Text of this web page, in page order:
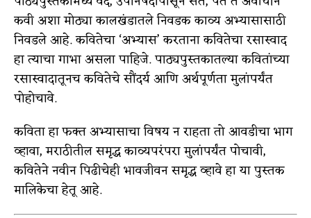
कवी अशा मोठ्या कालखंडातले निवडक काव्य अभ्यासासाठी
निवडले आहे. कवितेचा ‘अभ्यास’ करताना कवितेचा रसास्वाद
हा त्याचा गाभा असला पाहिजे. पाठ्यपुस्तकातल्या कवितांच्या
रसास्वादातूनच कवितेचे सौंदर्य आणि अर्थपूर्णता मुलांपर्यंत
पोहोचावे.
कविता हा फक्त अभ्यासाचा विषय न राहता तो आवडीचा भाग
व्हावा, मराठीतील समृद्ध काव्यपरंपरा मुलांपर्यंत पोचावी,
कवितेने नवीन पिढीचेही भावजीवन समृद्ध व्हावे हा या पुस्तक
मालिकेचा हेतू आहे.